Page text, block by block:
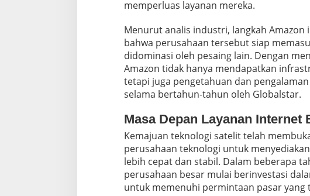
e
s
i
S
l
u
l
r
B
e
r
b
s
i
memperluas layanan mereka.
Menurut analis industri, langkah Amazon
bahwa perusahaan tersebut siap
didominasi oleh pesaing lain. Dengan
Amazon tidak hanya mendapatkan
tetapi juga pengetahuan dan
selama bertahun-tahun oleh Globalstar.
Masa Depan Layanan Internet
Kemajuan teknologi satelit telah
perusahaan teknologi untuk
lebih cepat dan stabil. Dalam beberapa
perusahaan besar mulai berinvestasi
untuk memenuhi permintaan pasar yang